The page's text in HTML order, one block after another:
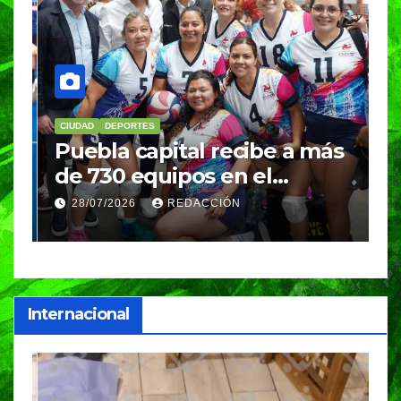
CIUDAD DEPORTES
Puebla capital recibe a más
de 730 equipos en el
Festival Máster de Voleibol
28/07/2026 REDACCIÓN
Internacional